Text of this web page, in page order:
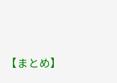
【まとめ】